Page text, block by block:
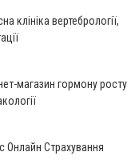
клініка вертебрології,
магазин гормону росту
Онлайн Страхування